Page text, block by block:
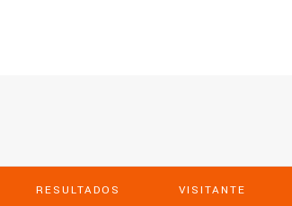
RESULTADOS VISITANTE